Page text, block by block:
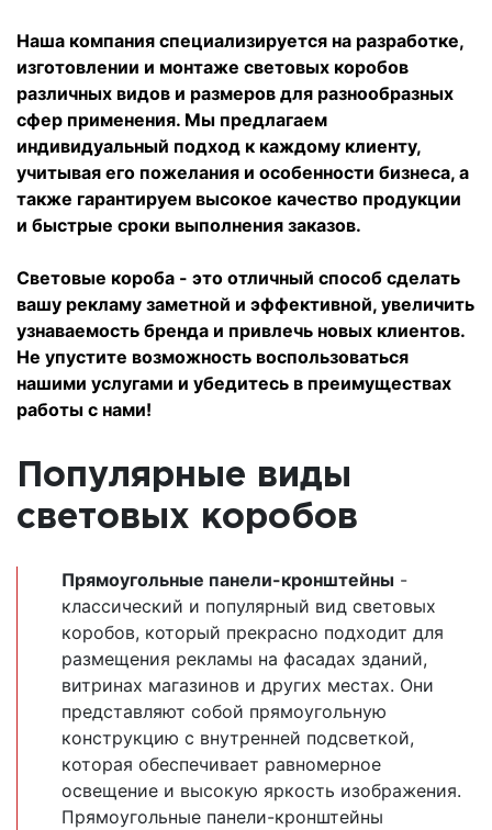
Наша компания специализируется на разработке,
изготовлении и монтаже световых коробов
различных видов и размеров для разнообразных
сфер применения. Мы предлагаем
индивидуальный подход к каждому клиенту,
учитывая его пожелания и особенности бизнеса, а
также гарантируем высокое качество продукции
и быстрые сроки выполнения заказов.
Световые короба - это отличный способ сделать
вашу рекламу заметной и эффективной, увеличить
узнаваемость бренда и привлечь новых клиентов.
Не упустите возможность воспользоваться
нашими услугами и убедитесь в преимуществах
работы с нами!
Популярные виды
световых коробов
Прямоугольные панели-кронштейны -
классический и популярный вид световых
коробов, который прекрасно подходит для
размещения рекламы на фасадах зданий,
витринах магазинов и других местах. Они
представляют собой прямоугольную
конструкцию с внутренней подсветкой,
которая обеспечивает равномерное
освещение и высокую яркость изображения.
Прямоугольные панели-кронштейны